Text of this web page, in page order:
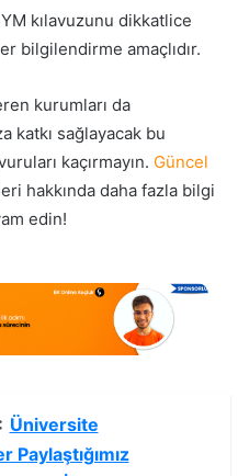
kılavuzunu dikkatlice
bilgilendirme amaçlıdır.
kurumları da
katkı sağlayacak bu
kaçırmayın. Güncel
hakkında daha fazla bilgi
edin!
Üniversite